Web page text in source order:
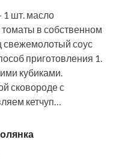
1 шт. масло
томаты в собственном
свежемолотый соус
приготовления 1.
кубиками.
сковороде с
кетчуп…